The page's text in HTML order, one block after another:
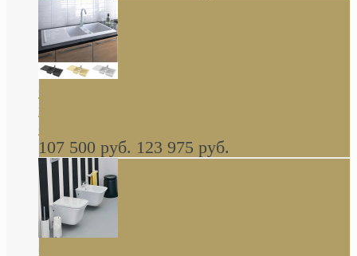
керамическая мойка 1160 x 510 мм белая,
серая, черная, бежевая В НАЛИЧИИ
107 500 руб. 123 975 руб.